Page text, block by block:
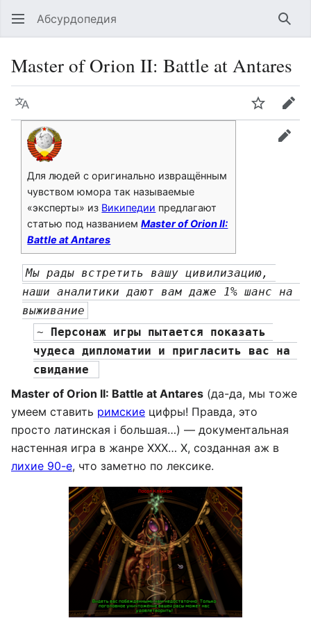
Абсурдопедия
Master of Orion II: Battle at Antares
Язык
Для людей с оригинально извращённым
чувством юмора так называемые
«эксперты» из Википедии предлагают
статью под названиемMaster of Orion II:
Battle at Antares
Мы рады встретить вашу цивилизацию,
наши аналитики дают вам даже 1% шанс на
выживание
~ Персонаж игры пытается показать
чудеса дипломатии и пригласить вас на
свидание
Master of Orion II: Battle at Antares (да-да, мы тоже
умеем ставить римские цифры! Правда, это
просто латинская i большая…) — документальная
настенная игра в жанре ХХХ… Х, созданная аж в
лихие 90-е, что заметно по лексике.